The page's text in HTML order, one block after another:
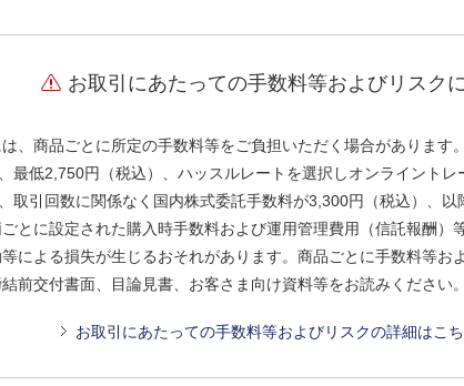
お取引にあたっての手数料等およびリスク
、商品ごとに所定の手数料等をご負担いただく場合があります
最低2,750円（税込）、ハッスルレートを選択しオンライント
取引回数に関係なく国内株式委託手数料が3,300円（税込）、以
とに設定された購入時手数料および運用管理費用（信託報酬）
による損失が生じるおそれがあります。商品ごとに手数料等お
前交付書面、目論見書、お客さま向け資料等をお読みください。
お取引にあたっての手数料等およびリスクの詳細はこ